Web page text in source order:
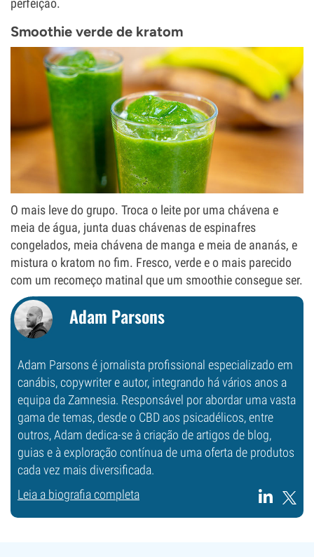
perfeição.
Smoothie verde de kratom
O mais leve do grupo. Troca o leite por uma chávena e
meia de água, junta duas chávenas de espinafres
congelados, meia chávena de manga e meia de ananás, e
mistura o kratom no fim. Fresco, verde e o mais parecido
com um recomeço matinal que um smoothie consegue ser.
Adam Parsons
Adam Parsons é jornalista profissional especializado em
canábis, copywriter e autor, integrando há vários anos a
equipa da Zamnesia. Responsável por abordar uma vasta
gama de temas, desde o CBD aos psicadélicos, entre
outros, Adam dedica-se à criação de artigos de blog,
guias e à exploração contínua de uma oferta de produtos
cada vez mais diversificada.
Leia a biografia completa